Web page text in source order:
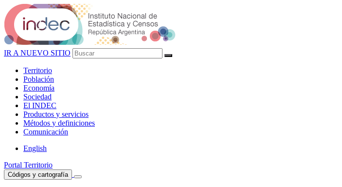
IR A NUEVO SITIO
Territorio
Población
Economía
Sociedad
El INDEC
Productos y servicios
Métodos y definiciones
Comunicación
English
Portal Territorio
Códigos y cartografía